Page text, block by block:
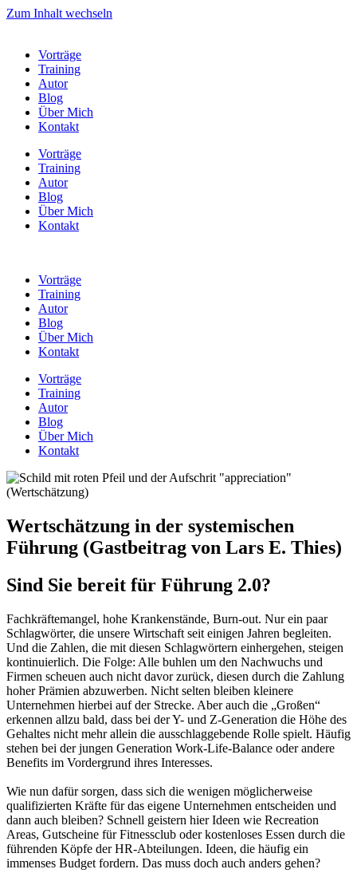
Zum Inhalt wechseln
Vorträge
Training
Autor
Blog
Über Mich
Kontakt
Vorträge
Training
Autor
Blog
Über Mich
Kontakt
Vorträge
Training
Autor
Blog
Über Mich
Kontakt
Vorträge
Training
Autor
Blog
Über Mich
Kontakt
Wertschätzung in der systemischen
Führung (Gastbeitrag von Lars E. Thies)
Sind Sie bereit für Führung 2.0?
Fachkräftemangel, hohe Krankenstände, Burn-out. Nur ein paar
Schlagwörter, die unsere Wirtschaft seit einigen Jahren begleiten.
Und die Zahlen, die mit diesen Schlagwörtern einhergehen, steigen
kontinuierlich. Die Folge: Alle buhlen um den Nachwuchs und
Firmen scheuen auch nicht davor zurück, diesen durch die Zahlung
hoher Prämien abzuwerben. Nicht selten bleiben kleinere
Unternehmen hierbei auf der Strecke. Aber auch die „Großen“
erkennen allzu bald, dass bei der Y- und Z-Generation die Höhe des
Gehaltes nicht mehr allein die ausschlaggebende Rolle spielt. Häufig
stehen bei der jungen Generation Work-Life-Balance oder andere
Benefits im Vordergrund ihres Interesses.
Wie nun dafür sorgen, dass sich die wenigen möglicherweise
qualifizierten Kräfte für das eigene Unternehmen entscheiden und
dann auch bleiben? Schnell geistern hier Ideen wie Recreation
Areas, Gutscheine für Fitnessclub oder kostenloses Essen durch die
führenden Köpfe der HR-Abteilungen. Ideen, die häufig ein
immenses Budget fordern. Das muss doch auch anders gehen?